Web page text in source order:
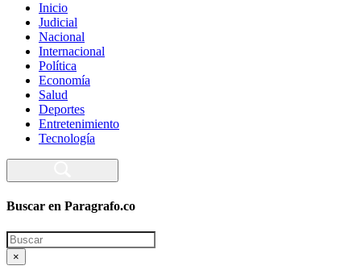
Inicio
Judicial
Nacional
Internacional
Política
Economía
Salud
Deportes
Entretenimiento
Tecnología
Buscar en Paragrafo.co
Search
×